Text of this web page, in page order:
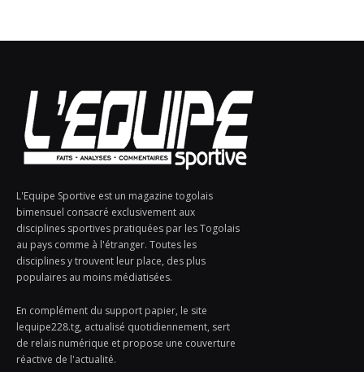
L'Equipe Sportive est un magazine togolais
bimensuel consacré exclusivement aux
disciplines sportives pratiquées par les Togolais
au pays comme à l'étranger. Toutes les
disciplines y trouvent leur place, des plus
populaires au moins médiatisées.
En complément du support papier, le site
lequipe228.tg, actualisé quotidiennement, sert
de relais numérique et propose une couverture
réactive de l'actualité.